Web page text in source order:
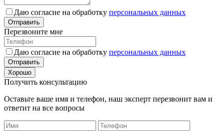
Даю согласие на обработку персональных данных
Отправить
Перезвоните мне
Даю согласие на обработку персональных данных
Отправить
Хорошо
Получить консультацию
Оставьте ваше имя и телефон, наш эксперт перезвонит вам и
ответит на все вопросы